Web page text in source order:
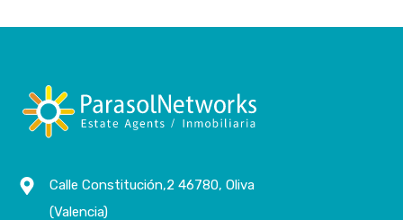
Calle Constitución,2 46780, Oliva
(Valencia)